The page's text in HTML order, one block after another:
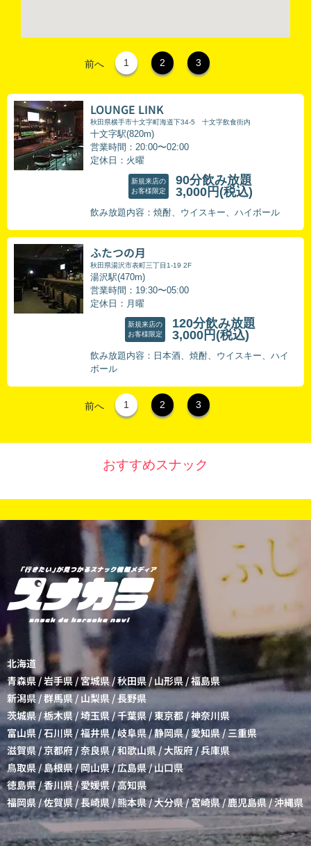
前へ 1 2 3
LOUNGE LINK
秋田県横手市十文字町海道下34-5 十文字飲食街内
十文字駅(820m)
営業時間：20:00〜02:00
定休日：火曜
新規来店の
お客様限定
90分飲み放題
3,000円 (税込)
飲み放題内容：焼酎、ウイスキー、ハイボール
ふたつの月
秋田県湯沢市表町三丁目1-19 2F
湯沢駅(470m)
営業時間：19:30〜05:00
定休日：月曜
新規来店の
お客様限定
120分飲み放題
3,000円 (税込)
飲み放題内容：日本酒、焼酎、ウイスキー、ハイ
ボール
前へ 1 2 3
おすすめスナック
北海道
青森県/岩手県/宮城県/秋田県 / 山形県/福島県
新潟県/群馬県 / 山梨県 /長野県
茨城県 /栃木県/埼玉県/千葉県/東京都 /神奈川県
富山県 /石川県 /福井県/岐阜県/静岡県/愛知県/三重県
滋賀県/京都府/奈良県 /和歌山県/大阪府 /兵庫県
鳥取県 / 島根県/岡山県/広島県/山口県
徳島県/香川県/愛媛県 /高知県
福岡県 /佐賀県 /長崎県/熊本県/大分県/宮崎県/鹿児島県/沖縄県